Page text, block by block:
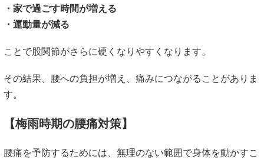
・家で過ごす時間が増える
・運動量が減る
ことで股関節がさらに硬くなりやすくなります。
その結果、腰への負担が増え、痛みにつながることがありま
す。
【梅雨時期の腰痛対策】
腰痛を予防するためには、無理のない範囲で身体を動かすこ